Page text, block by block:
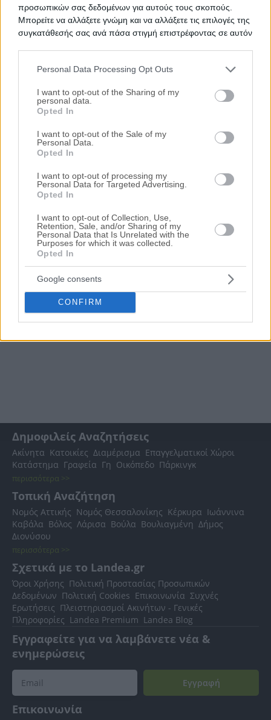
προσωπικών σας δεδομένων για αυτούς τους σκοπούς.
Μπορείτε να αλλάξετε γνώμη και να αλλάξετε τις επιλογές της
συγκατάθεσής σας ανά πάσα στιγμή επιστρέφοντας σε αυτόν
services and may gather and store information including but
not limited to your visit or usage behaviour. You may click to
grant or deny consent to Google and its third-party tags to
use your data for below specified purposes in below Google
consent section.
Personal Data Processing Opt Outs
I want to opt-out of the Sharing of my
personal data.
Opted In
I want to opt-out of the Sale of my
Personal Data.
Opted In
I want to opt-out of processing my
Personal Data for Targeted Advertising.
Opted In
I want to opt-out of Collection, Use,
Retention, Sale, and/or Sharing of my
Personal Data that Is Unrelated with the
Purposes for which it was collected.
Opted In
Google consents
CONFIRM
Πρώτη Προσφορά:
60.450 €
Ημ. Διεξαγωγής:
21/10/2026
ενημέρωση όταν προστίθενται νέα ακίνητα
Αποθήκευση
Ψάχνετε γιαΚατοικίες σε πλειστηριασμό Μελιγαλάς
Εδώ μπορείτε να βρείτε την επίσημη λίστα με τους
ηλεκτρονικούς πλειστηριασμούς κατοικιών
αναζήτησης μπορείτε να περιορίσετε τα ακίνητα και να
επιλέξετε αυτό που ταιριάζει στις ανάγκες σας.
Σχετικές Αναζητήσεις
Πλειστηριασμοί Ακινήτων Μελιγαλάς | Πλειστηριασμοί
Διαμερισμάτων Μελιγαλάς
Δημοφιλείς Αναζητήσεις
Ακίνητα Κατοικίες Διαμέρισμα Επαγγελματικοί Χώροι
Κατάστημα Γραφεία Γη Οικόπεδο Πάρκινγκ
περισσότερα >>
Τοπική Αναζήτηση
Νομός Αττικής Νομός Θεσσαλονίκης Κέρκυρα Ιωάννινα
Καβάλα Βόλος Λάρισα Βούλα Βουλιαγμένη Δήμος
Διονύσου
περισσότερα >>
Σχετικά με το Landea.gr
Όροι Χρήσης Πολιτική Προστασίας Προσωπικών
Δεδομένων Πολιτική Cookies Επικοινωνία Συχνές
Ερωτήσεις Πλειστηριασμοί Ακινήτων - Γενικές
Πληροφορίες Landea Premium Landea Blog
Εγγραφείτε για να λαμβάνετε νέα &
ενημερώσεις
Εγγραφή
Επικοινωνία